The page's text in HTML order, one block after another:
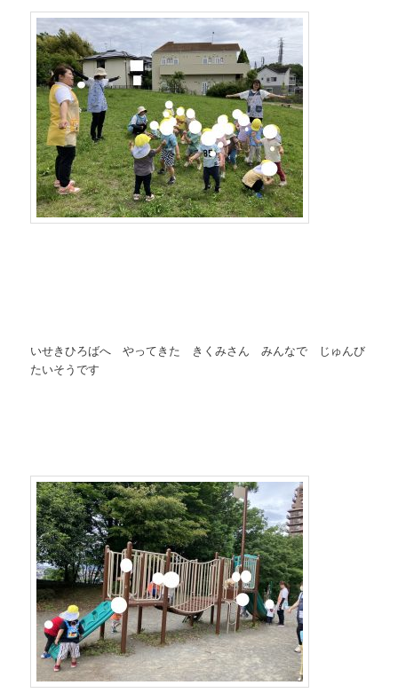
いせきひろばへ やってきた きくみさん みんなで じゅんび
たいそうです